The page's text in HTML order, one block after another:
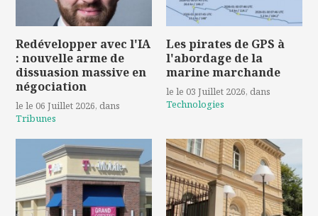
Redévelopper avec l'IA
: nouvelle arme de
dissuasion massive en
négociation
le le 06 Juillet 2026, dans
Tribunes
Les pirates de GPS à
l'abordage de la
marine marchande
le le 03 Juillet 2026, dans
Technologies